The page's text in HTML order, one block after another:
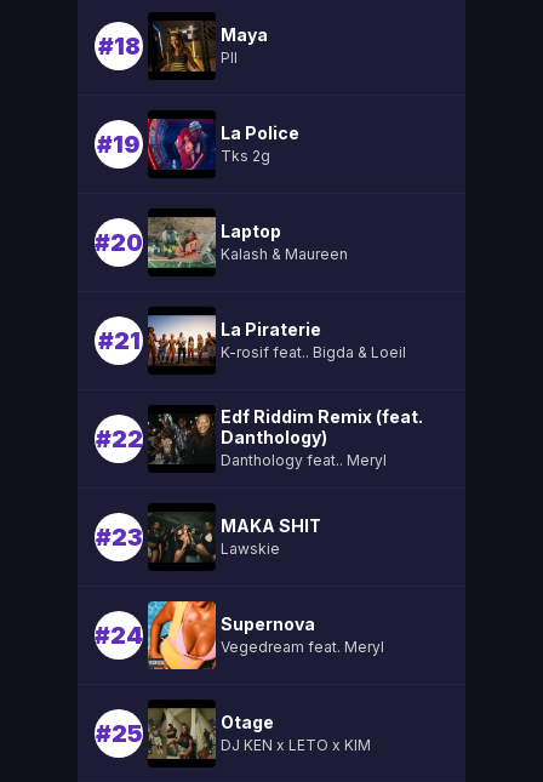
#18 Maya
Pll
#19 La Police
Tks 2g
#20 Laptop
Kalash & Maureen
#21 La Piraterie
K-rosif feat.. Bigda & Loeil
#22
Edf Riddim Remix (feat.
Danthology)
Danthology feat.. Meryl
#23 MAKA SHIT
Lawskie
#24 Supernova
Vegedream feat. Meryl
#25 Otage
DJ KEN x LETO x KIM